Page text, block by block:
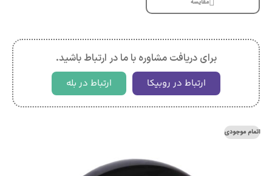
مقایسه
برای دریافت مشاوره با ما در ارتباط باشید.
ارتباط در روبیکا ارتباط در بله
اتمام موجودی